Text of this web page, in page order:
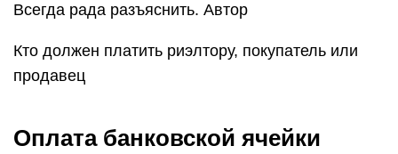
Всегда рада разъяснить. Автор
Кто должен платить риэлтору, покупатель или
продавец
Оплата банковской ячейки